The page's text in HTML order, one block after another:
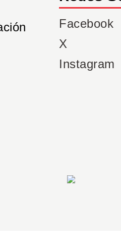
Facebook
X
Instagram